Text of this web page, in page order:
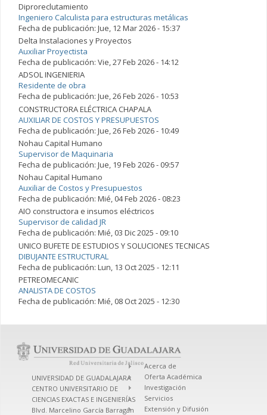
Diproreclutamiento
Ingeniero Calculista para estructuras metálicas
Fecha de publicación: Jue, 12 Mar 2026 - 15:37
Delta Instalaciones y Proyectos
Auxiliar Proyectista
Fecha de publicación: Vie, 27 Feb 2026 - 14:12
ADSOL INGENIERIA
Residente de obra
Fecha de publicación: Jue, 26 Feb 2026 - 10:53
CONSTRUCTORA ELÉCTRICA CHAPALA
AUXILIAR DE COSTOS Y PRESUPUESTOS
Fecha de publicación: Jue, 26 Feb 2026 - 10:49
Nohau Capital Humano
Supervisor de Maquinaria
Fecha de publicación: Jue, 19 Feb 2026 - 09:57
Nohau Capital Humano
Auxiliar de Costos y Presupuestos
Fecha de publicación: Mié, 04 Feb 2026 - 08:23
AIO constructora e insumos eléctricos
Supervisor de calidad JR
Fecha de publicación: Mié, 03 Dic 2025 - 09:10
UNICO BUFETE DE ESTUDIOS Y SOLUCIONES TECNICAS
DIBUJANTE ESTRUCTURAL
Fecha de publicación: Lun, 13 Oct 2025 - 12:11
PETREOMECANIC
ANALISTA DE COSTOS
Fecha de publicación: Mié, 08 Oct 2025 - 12:30
UNIVERSIDAD DE GUADALAJARA
CENTRO UNIVERSITARIO DE
CIENCIAS EXACTAS E INGENIERÍAS
Blvd. Marcelino García Barragán
Acerca de
Oferta Académica
Investigación
Servicios
Extensión y Difusión